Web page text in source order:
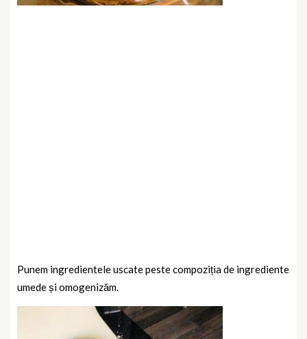
Punem ingredientele uscate peste compoziția de ingrediente
umede și omogenizăm.